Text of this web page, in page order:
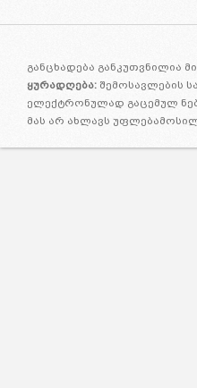
განცხადება განკუთვნილია
ყურადღება: შემოსავლების
ელექტრონულად გაცემულ
მას არ ახლავს